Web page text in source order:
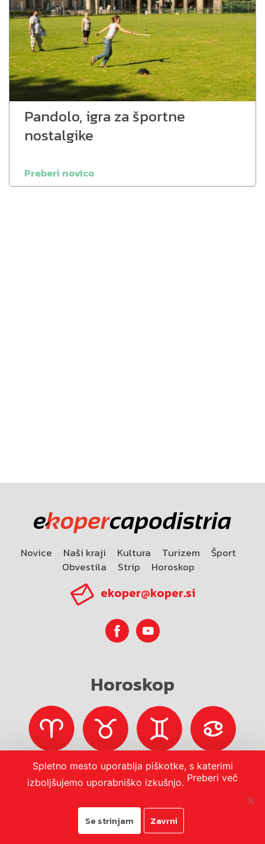
Pandolo, igra za športne
nostalgike
Preberi novico
Novice Naši kraji Kultura Turizem
Šport
Obvestila
Strip Horoskop
ekoper@koper.si
Horoskop
Spletno mesto uporablja piškotke, s katerimi
izboljšujemo uporabniško izkušnjo. Preberi več
Se strinjam Zavrni